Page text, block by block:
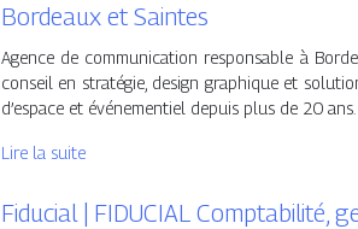
Bordeaux et Saintes
Agence de communication responsable à
conseil en stratégie, design graphique et
d’espace et événementiel depuis plus de 20 ans.
Lire la suite
Fiducial | FIDUCIAL Comptabi­lité,